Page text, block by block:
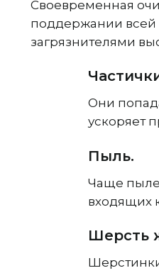
Своевременная
поддержании всей
загрязнителями
Они
ускоряет
Пыль.
Чаще
входящих
Шерсть